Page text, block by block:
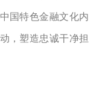
国特色金融文化内
，塑造忠诚干净担